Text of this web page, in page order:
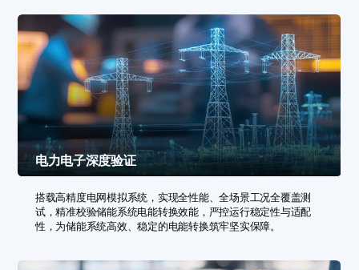
电力电子深度验证
搭载高精度电网模拟系统，实现全性能、全场景工况全覆盖测
试，精准校验储能系统电能转换效能，严控运行稳定性与适配
性，为储能系统高效、稳定的电能转换筑牢坚实保障。